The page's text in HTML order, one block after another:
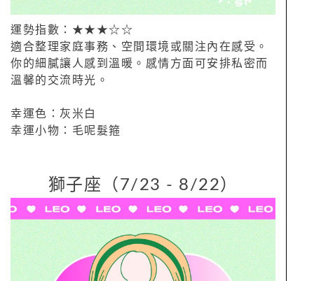
運勢指數：★★★☆☆
適合整理家庭事務、空間環境或關注內在感受。
你的細膩讓人感到溫暖。感情方面可安排私密而
溫馨的交流時光。
幸運色：灰米白
幸運小物：毛呢髮箍
獅子座（7/23 - 8/22）